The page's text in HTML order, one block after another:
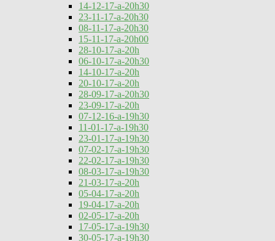
14-12-17-a-20h30
23-11-17-a-20h30
08-11-17-a-20h30
15-11-17-a-20h00
28-10-17-a-20h
06-10-17-a-20h30
14-10-17-a-20h
20-10-17-a-20h
28-09-17-a-20h30
23-09-17-a-20h
07-12-16-a-19h30
11-01-17-a-19h30
23-01-17-a-19h30
07-02-17-a-19h30
22-02-17-a-19h30
08-03-17-a-19h30
21-03-17-a-20h
05-04-17-a-20h
19-04-17-a-20h
02-05-17-a-20h
17-05-17-a-19h30
30-05-17-a-19h30